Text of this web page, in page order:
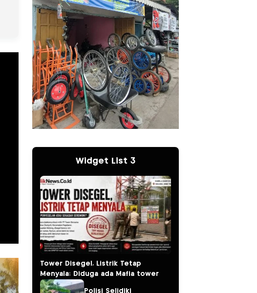
Widget List 3
Tower Disegel, Listrik Tetap
Menyala: Diduga ada Mafia tower
Polisi Selidiki